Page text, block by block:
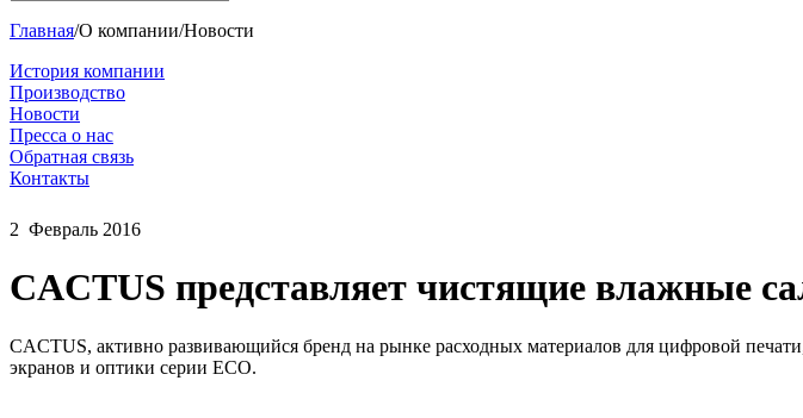
Главная/О компании/Новости
История компании
Производство
Новости
Пресса о нас
Обратная связь
Контакты
2 Февраль 2016
CACTUS представляет чистящие влажные
CACTUS, активно развивающийся бренд на рынке расходных материалов для цифровой
экранов и оптики серии ЕСО.